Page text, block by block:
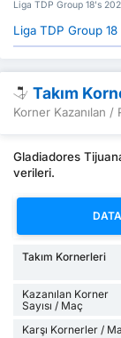
Liga TDP Group 18's
Liga TDP Group
Takım
Korner Kazanılan /
Gladiadores
verileri.
Takım Kornerleri
Kazanılan Korner
Sayısı / Maç
Karşı Kornerler /